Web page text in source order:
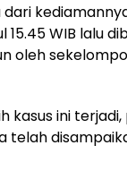
15.45 WIB lalu
oleh
kasus ini
telah